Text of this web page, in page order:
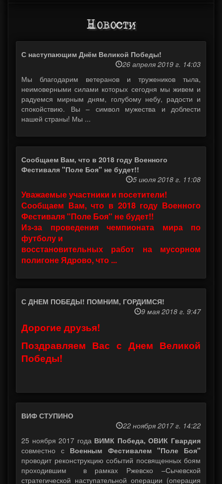
Новости
С наступающим Днём Великой Победы!
26 апреля 2019 г. 14:03
Мы благодарим ветеранов и тружеников тыла,
неимоверными силами которых сегодня мы живем и
радуемся мирным дням, голубому небу, радости и
спокойствию. Вы – символ мужества и доблести
нашей страны! Мы ...
Сообщаем Вам, что в 2018 году Военного
Фестиваля "Поле Боя" не будет!!
5 июля 2018 г. 11:08
Уважаемые участники и посетители!
Сообщаем Вам, что в 2018 году Военного
Фестиваля "Поле Боя" не будет!!
Из-за проведения чемпионата мира по
футболу и
восстановительных работ на мусорном
полигоне Ядрово, что ...
С ДНЕМ ПОБЕДЫ! ПОМНИМ, ГОРДИМСЯ!
9 мая 2018 г. 9:47
Дорогие друзья!
Поздравляем Вас с Днем Великой
Победы!
ВИФ СТУПИНО
22 ноября 2017 г. 14:22
25 ноября 2017 года ВИМК Победа, ОВИК Гвардия
совместно с Военным Фестивалем "Поле Боя"
проводит реконструкцию событий посвященных боям
проходившим в рамках Ржевско –Сычевской
стратегической наступательной операции (операция